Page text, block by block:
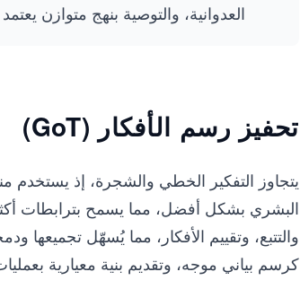
العدوانية، والتوصية بنهج متوازن
تحفيز رسم الأفكار (GoT)
يتجاوز التفكير الخطي والشجرة، إذ يستخدم
البشري بشكل أفضل، مما يسمح بترابطات أكثر
والتتبع، وتقييم الأفكار، مما يُسهّل
كرسم بياني موجه، وتقديم بنية معيارية